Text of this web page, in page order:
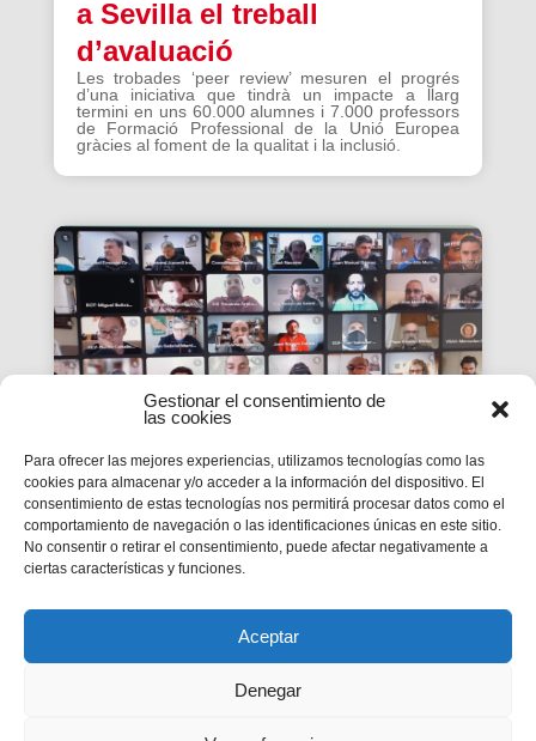
Gestionar el consentimiento de
las cookies
Para ofrecer las mejores experiencias, utilizamos tecnologías como las
cookies para almacenar y/o acceder a la información del dispositivo. El
consentimiento de estas tecnologías nos permitirá procesar datos como el
comportamiento de navegación o las identificaciones únicas en este sitio.
No consentir o retirar el consentimiento, puede afectar negativamente a
ciertas características y funciones.
Aceptar
Denegar
a Sevilla el treball
d’avaluació
Les trobades ‘peer review’ mesuren el progrés
d’una iniciativa que tindrà un impacte a llarg
termini en uns 60.000 alumnes i 7.000 professors
de Formació Professional de la Unió Europea
gràcies al foment de la qualitat i la inclusió.
La #PasquaSalesiana 2022
inicia el seu camí de
preparació
Tindran lloc durant el mes d’abril.